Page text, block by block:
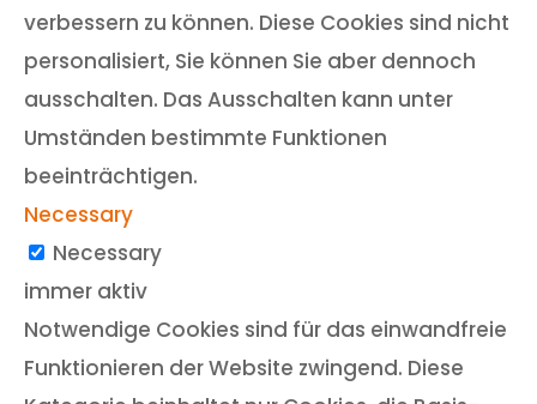
verbessern zu können. Diese Cookies sind nicht
personalisiert, Sie können Sie aber dennoch
ausschalten. Das Ausschalten kann unter
Umständen bestimmte Funktionen
beeinträchtigen.
Necessary
Necessary
immer aktiv
Notwendige Cookies sind für das einwandfreie
Funktionieren der Website zwingend. Diese